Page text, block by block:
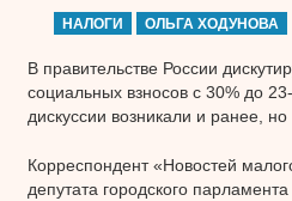
НАЛОГИ ОЛЬГА ХОДУНОВА
В правительстве России
социальных взносов с 30% до
дискуссии возникали и ранее,
Корреспондент «Новостей
депутата городского